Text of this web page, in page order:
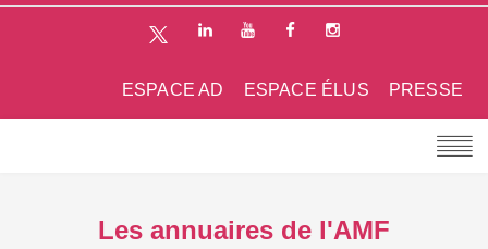
PRESSE
ESPACE ÉLUS
ESPACE AD
Les annuaires de l'AMF